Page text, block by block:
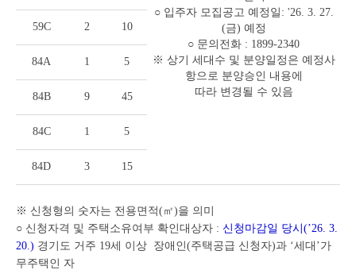
○ 입주자 모집공고 예정일: '26. 3. 27.
(금) 예정
○ 문의전화 : 1899-2340
※ 상기 세대수 및 분양일정은 예정사
항으로 분양승인 내용에
따라 변경될 수 있음
59C 2 10
84A 1 5
84B 9 45
84C 1 5
84D 3 15
※ 신청형의 숫자는 전용면적(㎡)을 의미
○ 신청자격 및 주택소유여부 확인대상자 : 신청마감일 당시(’26. 3.
20.) 경기도 거주 19세 이상 장애인(주택공급 신청자)과 ‘세대’가
무주택인 자